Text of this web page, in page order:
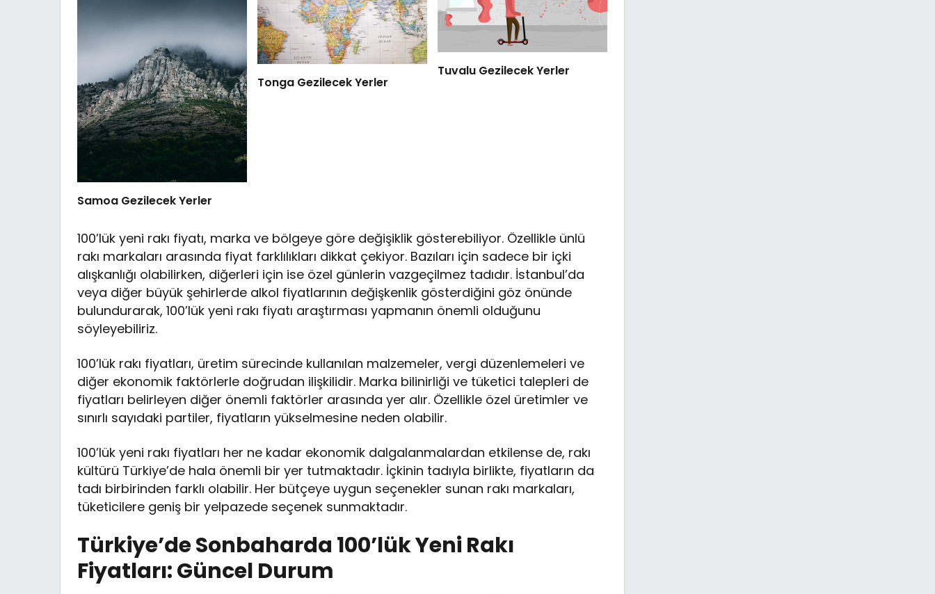
Samoa Gezilecek Yerler
Tonga Gezilecek Yerler
Tuvalu Gezilecek Yerler
100’lük yeni rakı fiyatı, marka ve bölgeye göre değişiklik gösterebiliyor. Özellikle ünlü
rakı markaları arasında fiyat farklılıkları dikkat çekiyor. Bazıları için sadece bir içki
alışkanlığı olabilirken, diğerleri için ise özel günlerin vazgeçilmez tadıdır. İstanbul’da
veya diğer büyük şehirlerde alkol fiyatlarının değişkenlik gösterdiğini göz önünde
bulundurarak, 100’lük yeni rakı fiyatı araştırması yapmanın önemli olduğunu
söyleyebiliriz.
100’lük rakı fiyatları, üretim sürecinde kullanılan malzemeler, vergi düzenlemeleri ve
diğer ekonomik faktörlerle doğrudan ilişkilidir. Marka bilinirliği ve tüketici talepleri de
fiyatları belirleyen diğer önemli faktörler arasında yer alır. Özellikle özel üretimler ve
sınırlı sayıdaki partiler, fiyatların yükselmesine neden olabilir.
100’lük yeni rakı fiyatları her ne kadar ekonomik dalgalanmalardan etkilense de, rakı
kültürü Türkiye’de hala önemli bir yer tutmaktadır. İçkinin tadıyla birlikte, fiyatların da
tadı birbirinden farklı olabilir. Her bütçeye uygun seçenekler sunan rakı markaları,
tüketicilere geniş bir yelpazede seçenek sunmaktadır.
Türkiye’de Sonbaharda 100’lük Yeni Rakı
Fiyatları: Güncel Durum